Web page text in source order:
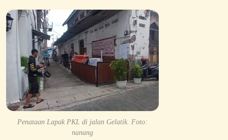
Penataan Lapak PKL di jalan Gelatik. Foto:
nanang